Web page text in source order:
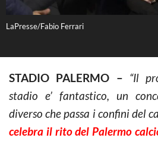
LaPresse/Fabio Ferrari
STADIO PALERMO – “Il
stadio e’ fantastico, un
diverso che passa i confini del
celebra il rito del Palermo